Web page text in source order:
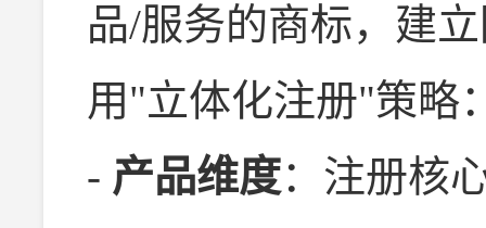
品/服务的商标，建
用"立体化注册"策略
- 产品维度：注册核